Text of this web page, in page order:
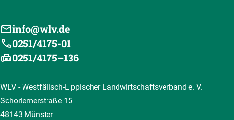
info@wlv.de
0251/4175-01
0251/4175–136
WLV - Westfälisch-Lippischer Landwirtschaftsverband e. V.
Schorlemerstraße 15
48143 Münster